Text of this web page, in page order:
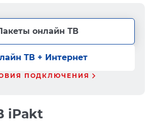
онлайн ТВ
ТВ + Интернет
ПОДКЛЮЧЕНИЯ
iPakt